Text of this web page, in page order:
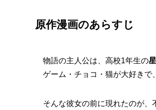
原作漫画のあらすじ
物語の主人公は、高校1年生の
ゲーム・チョコ・猫が大好きで、
そんな彼女の前に現れたのが、